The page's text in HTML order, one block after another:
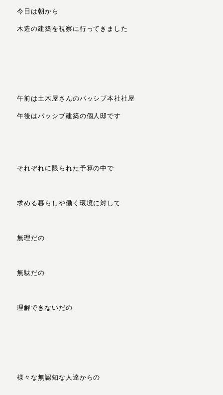
今日は朝から
木造の建築を視察に行ってきました
午前は土木屋さんのパッシブ本社社屋
午後はパッシブ建築の個人邸です
それぞれに限られた予算の中で
求める暮らしや働く環境に対して
無理だの
無駄だの
理解できないだの
様々な無認知な人達からの